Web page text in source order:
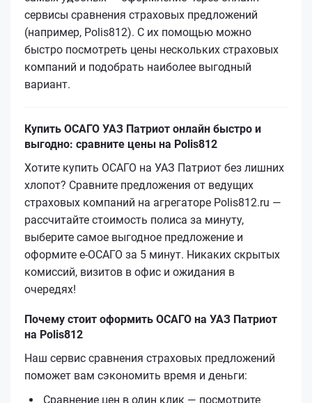
сервисы сравнения страховых предложений
(например, Polis812). С их помощью можно
быстро посмотреть цены нескольких страховых
компаний и подобрать наиболее выгодный
вариант.
Купить ОСАГО УАЗ Патриот онлайн быстро и
выгодно: сравните цены на Polis812
Хотите купить ОСАГО на УАЗ Патриот без лишних
хлопот? Сравните предложения от ведущих
страховых компаний на агрегаторе Polis812.ru —
рассчитайте стоимость полиса за минуту,
выберите самое выгодное предложение и
оформите е‑ОСАГО за 5 минут. Никаких скрытых
комиссий, визитов в офис и ожидания в
очередях!
Почему стоит оформить ОСАГО на УАЗ Патриот
на Polis812
Наш сервис сравнения страховых предложений
поможет вам сэкономить время и деньги:
Сравнение цен в один клик — посмотрите